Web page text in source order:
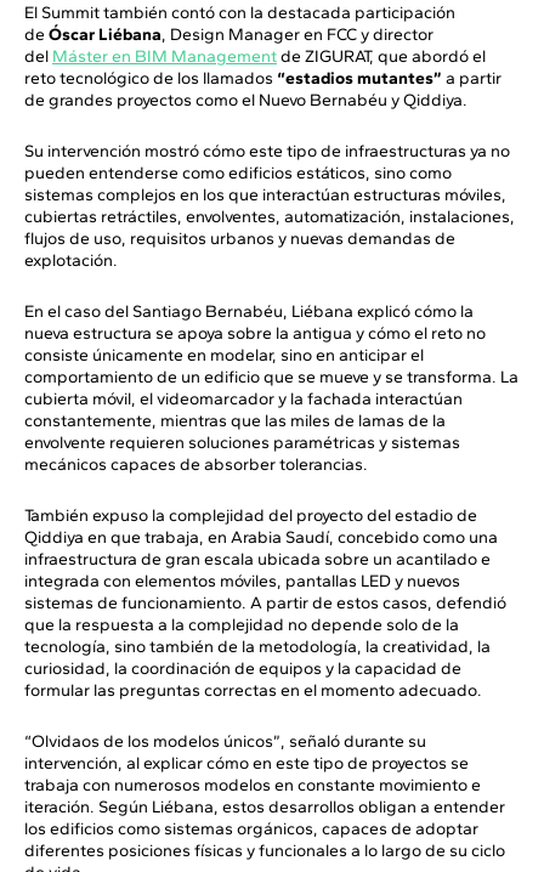
El Summit también contó con la destacada participación
de Óscar Liébana, Design Manager en FCC y director
del Máster en BIM Managementde ZIGURAT, que abordó el
reto tecnológico de los llamados “estadios mutantes” a partir
de grandes proyectos como el Nuevo Bernabéu y Qiddiya.
Su intervención mostró cómo este tipo de infraestructuras ya no
pueden entenderse como edificios estáticos, sino como
sistemas complejos en los que interactúan estructuras móviles,
cubiertas retráctiles, envolventes, automatización, instalaciones,
flujos de uso, requisitos urbanos y nuevas demandas de
explotación.
En el caso del Santiago Bernabéu, Liébana explicó cómo la
nueva estructura se apoya sobre la antigua y cómo el reto no
consiste únicamente en modelar, sino en anticipar el
comportamiento de un edificio que se mueve y se transforma. La
cubierta móvil, el videomarcador y la fachada interactúan
constantemente, mientras que las miles de lamas de la
envolvente requieren soluciones paramétricas y sistemas
mecánicos capaces de absorber tolerancias.
También expuso la complejidad del proyecto del estadio de
Qiddiya en que trabaja, en Arabia Saudí, concebido como una
infraestructura de gran escala ubicada sobre un acantilado e
integrada con elementos móviles, pantallas LED y nuevos
sistemas de funcionamiento. A partir de estos casos, defendió
que la respuesta a la complejidad no depende solo de la
tecnología, sino también de la metodología, la creatividad, la
curiosidad, la coordinación de equipos y la capacidad de
formular las preguntas correctas en el momento adecuado.
“Olvidaos de los modelos únicos”, señaló durante su
intervención, al explicar cómo en este tipo de proyectos se
trabaja con numerosos modelos en constante movimiento e
iteración. Según Liébana, estos desarrollos obligan a entender
los edificios como sistemas orgánicos, capaces de adoptar
diferentes posiciones físicas y funcionales a lo largo de su ciclo